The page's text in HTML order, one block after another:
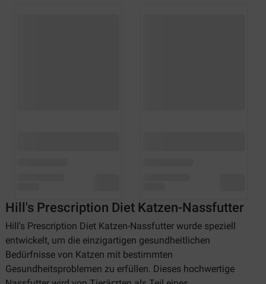
Hill's Prescription Diet Katzen-Nassfutter
Hill's Prescription Diet Katzen-Nassfutter wurde speziell
entwickelt, um die einzigartigen gesundheitlichen
Bedürfnisse von Katzen mit bestimmten
Gesundheitsproblemen zu erfüllen. Dieses hochwertige